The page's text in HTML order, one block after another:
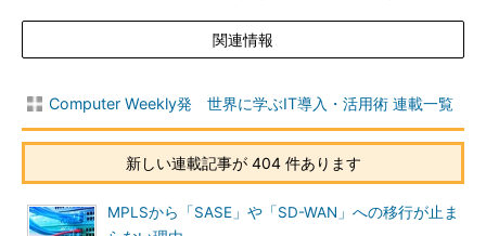
関連情報
Computer Weekly発 世界に学ぶIT導入・活用術 連載一覧
新しい連載記事が 404 件あります
MPLSから「SASE」や「SD-WAN」への移行が止ま